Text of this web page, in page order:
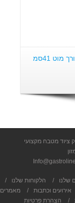
MASTERDMX410 -בר מיקסר (קוצץ) אורך מוט 41סמ
ציוד מטבח מקצועי
שלנו / הלקוחות שלנו
/
אירועים וכתבות /
מאמרים
/ הצהרת פרטיות